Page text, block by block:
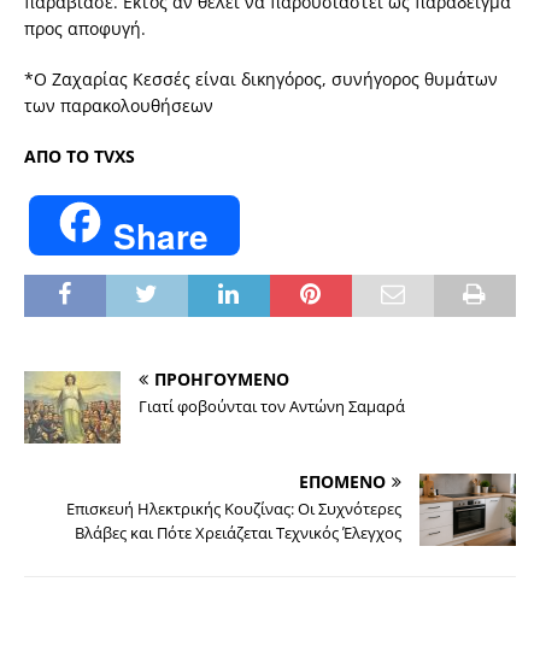
προς αποφυγή.
*Ο Ζαχαρίας Κεσσές είναι δικηγόρος, συνήγορος θυμάτων
των παρακολουθήσεων
ΑΠΟ ΤΟ TVXS
Share
ΠΡΟΗΓΟΥΜΕΝΟ
Γιατί φοβούνται τον Αντώνη Σαμαρά
ΕΠΟΜΕΝΟ
Επισκευή Ηλεκτρικής Κουζίνας: Οι Συχνότερες
Βλάβες και Πότε Χρειάζεται Τεχνικός Έλεγχος